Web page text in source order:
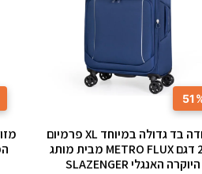
מזוודה בד גדולה במיוחד XL פרמיום
"29 דגם METRO FLUX מבית מותג
היוקרה האנגלי SLAZENGER